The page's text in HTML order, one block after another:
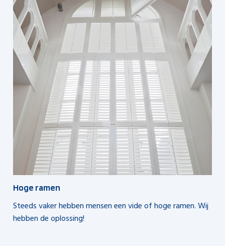
Hoge ramen
Steeds vaker hebben mensen een vide of hoge ramen. Wij
hebben de oplossing!